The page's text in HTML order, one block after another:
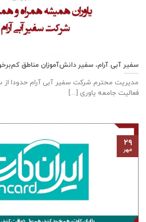
سفیر آبی آرام، سفیر دانش‌آموزان مناطق
فعالیت جامعه یاوری [...]
۲۹
مهر